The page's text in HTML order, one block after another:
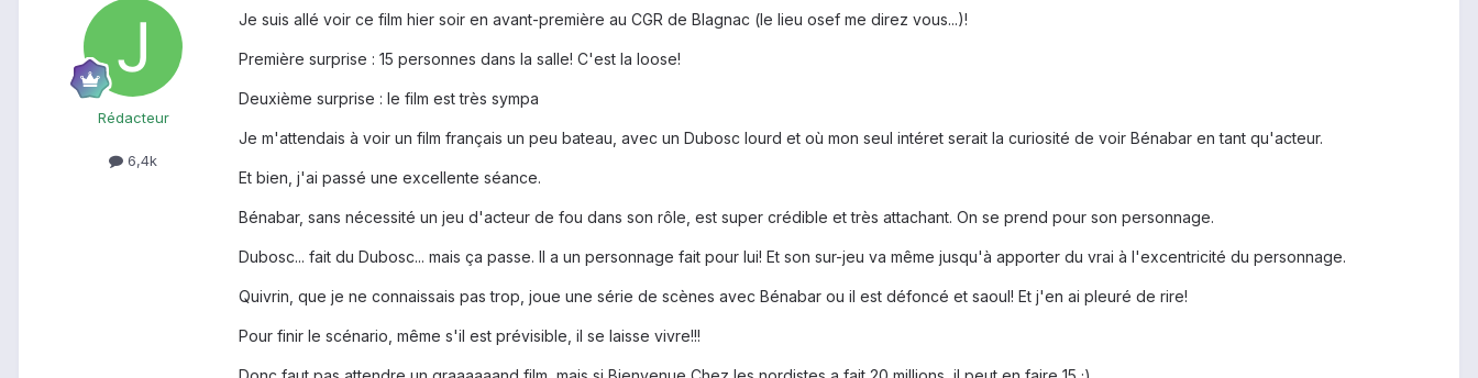
Rédacteur
6,4k
Je suis allé voir ce film hier soir en avant-première au CGR de Blagnac (le lieu osef me direz vous...)!
Première surprise : 15 personnes dans la salle! C'est la loose!
Deuxième surprise : le film est très sympa
Je m'attendais à voir un film français un peu bateau, avec un Dubosc lourd et où mon seul intéret serait la curiosité de voir Bénabar en tant qu'acteur.
Et bien, j'ai passé une excellente séance.
Bénabar, sans nécessité un jeu d'acteur de fou dans son rôle, est super crédible et très attachant. On se prend pour son personnage.
Dubosc... fait du Dubosc... mais ça passe. Il a un personnage fait pour lui! Et son sur-jeu va même jusqu'à apporter du vrai à l'excentricité du personnage.
Quivrin, que je ne connaissais pas trop, joue une série de scènes avec Bénabar ou il est défoncé et saoul! Et j'en ai pleuré de rire!
Pour finir le scénario, même s'il est prévisible, il se laisse vivre!!!